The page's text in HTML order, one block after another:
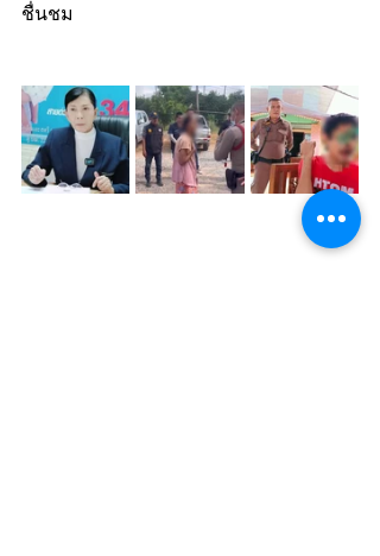
ชื่นชม